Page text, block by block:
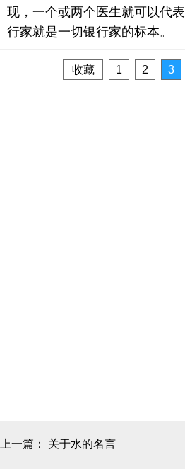
现，一个或两个医生就可以代
行家就是一切银行家的标本。
收藏 1 2 3
上一篇： 关于水的名言